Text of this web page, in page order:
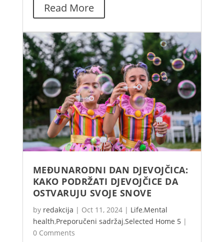
Read More
MEĐUNARODNI DAN DJEVOJČICA:
KAKO PODRŽATI DJEVOJČICE DA
OSTVARUJU SVOJE SNOVE
by redakcija | Oct 11, 2024 | Life,Mental
health,Preporučeni sadržaj,Selected Home 5 |
0 Comments